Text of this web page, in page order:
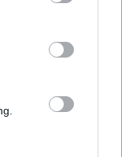
party tags to
in below Google
και